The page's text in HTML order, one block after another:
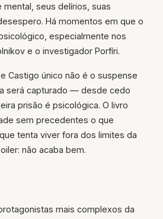
seus delírios, suas
Há momentos em que o
especialmente nos
e o investigador Porfíri.
Castigo único não é o suspense
será capturado — desde cedo
prisão é psicológica. O livro
sem precedentes o que
tenta viver fora dos limites da
não acaba bem.
mais complexos da